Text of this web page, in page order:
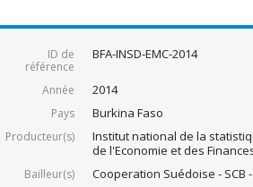
ID de
référence
BFA-INSD-EMC-2014
Année 2014
Pays Burkina Faso
Producteur(s)
Institut national de la
de l'Economie et des
Bailleur(s) Cooperation Suédoise - SCB